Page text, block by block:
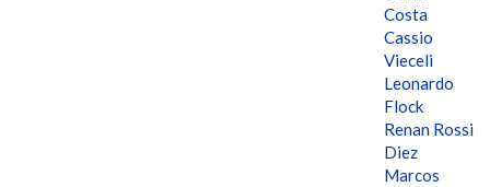
Costa
Cassio
Vieceli
Leonardo
Flock
Renan Rossi
Diez
Marcos